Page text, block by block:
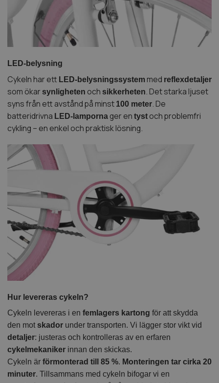
LED-belysning
Cykeln har ett LED-belysningssystem med reflexdetaljer
som ökar synligheten och sikkerheten. Det starka ljuset
syns från ett avstånd på minst 100 meter. De
batteridrivna LED-lamporna ger en tyst och problemfri
cykling – en enkel och praktisk lösning.
Hur levereras cykeln?
Cykeln levereras i en femlagers kartong för att skydda
den motskador under transporten. Vi lägger stor vikt vid
detaljer: justeras och kontrolleras av en erfaren
cykelmekaniker innan den skickas.
Cykeln är förmonterad till 85 %. Monteringen tar cirka 20
minuter. Tillsammans med cykeln bifogar vi en